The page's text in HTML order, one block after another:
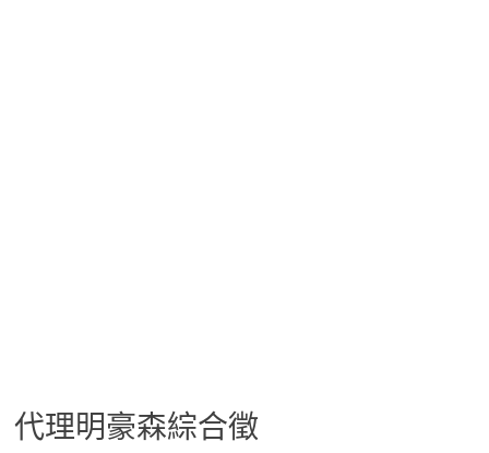
代理明豪森綜合徵